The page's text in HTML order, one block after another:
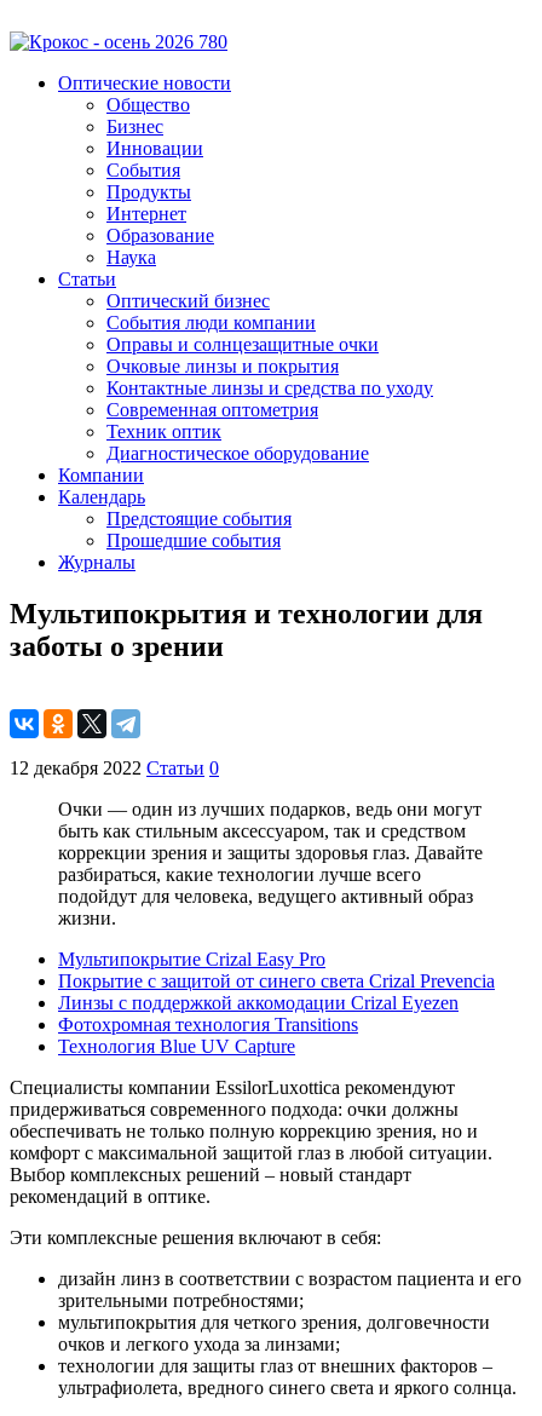
Оптические новости
Общество
Бизнес
Инновации
События
Продукты
Интернет
Образование
Наука
Статьи
Оптический бизнес
События люди компании
Оправы и солнцезащитные очки
Очковые линзы и покрытия
Контактные линзы и средства по уходу
Современная оптометрия
Техник оптик
Диагностическое оборудование
Компании
Календарь
Предстоящие события
Прошедшие события
Журналы
Мультипокрытия и технологии для
заботы о зрении
12 декабря 2022 Статьи 0
Очки — один из лучших подарков, ведь они могут
быть как стильным аксессуаром, так и средством
коррекции зрения и защиты здоровья глаз. Давайте
разбираться, какие технологии лучше всего
подойдут для человека, ведущего активный образ
жизни.
Мультипокрытие Crizal Easy Pro
Покрытие с защитой от синего света Crizal Prevencia
Линзы с поддержкой аккомодации Crizal Eyezen
Фотохромная технология Transitions
Технология Blue UV Capture
Специалисты компании EssilorLuxottica рекомендуют
придерживаться современного подхода: очки должны
обеспечивать не только полную коррекцию зрения, но и
комфорт c максимальной защитой глаз в любой ситуации.
Выбор комплексных решений – новый стандарт
рекомендаций в оптике.
Эти комплексные решения включают в себя:
дизайн линз в соответствии с возрастом пациента и его
зрительными потребностями;
мультипокрытия для четкого зрения, долговечности
очков и легкого ухода за линзами;
технологии для защиты глаз от внешних факторов –
ультрафиолета, вредного синего света и яркого солнца.